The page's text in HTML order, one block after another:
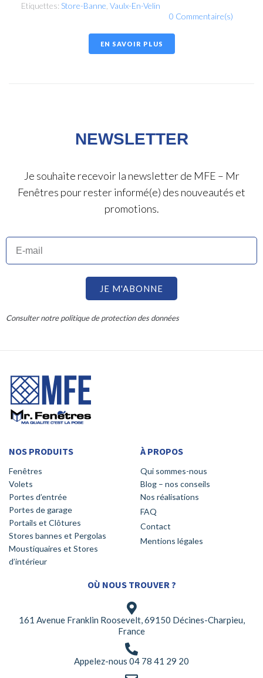
Etiquettes: Store-Banne Vaulx-En-Velin
0 Commentaire(s)
EN SAVOIR PLUS
NEWSLETTER
Je souhaite recevoir la newsletter de MFE – Mr
Fenêtres pour rester informé(e) des nouveautés et
promotions.
JE M'ABONNE
Consulter notre politique de protection des données
NOS PRODUITS
Fenêtres
Volets
Portes d’entrée
Portes de garage
Portails et Clôtures
Stores bannes et Pergolas
Moustiquaires et Stores
d’intérieur
À PROPOS
Qui sommes-nous
Blog – nos conseils
Nos réalisations
FAQ
Contact
Mentions légales
OÙ NOUS TROUVER ?
161 Avenue Franklin Roosevelt, 69150 Décines-Charpieu,
France
Appelez-nous 04 78 41 29 20